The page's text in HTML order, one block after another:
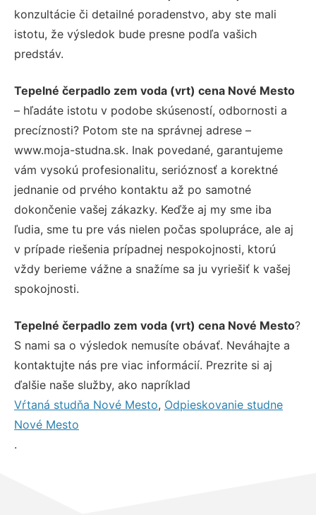
konzultácie či detailné poradenstvo, aby ste mali
istotu, že výsledok bude presne podľa vašich
predstáv.
Tepelné čerpadlo zem voda (vrt) cena Nové Mesto
– hľadáte istotu v podobe skúseností, odbornosti a
precíznosti? Potom ste na správnej adrese –
www.moja-studna.sk. Inak povedané, garantujeme
vám vysokú profesionalitu, serióznosť a korektné
jednanie od prvého kontaktu až po samotné
dokončenie vašej zákazky. Keďže aj my sme iba
ľudia, sme tu pre vás nielen počas spolupráce, ale aj
v prípade riešenia prípadnej nespokojnosti, ktorú
vždy berieme vážne a snažíme sa ju vyriešiť k vašej
spokojnosti.
Tepelné čerpadlo zem voda (vrt) cena Nové Mesto?
S nami sa o výsledok nemusíte obávať. Neváhajte a
kontaktujte nás pre viac informácií. Prezrite si aj
ďalšie naše služby, ako napríklad
Vŕtaná studňa Nové Mesto, Odpieskovanie studne
Nové Mesto
.